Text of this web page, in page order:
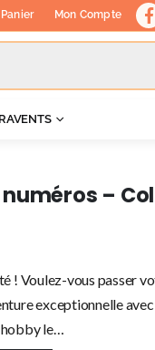
Panier Mon Compte
–
! Voulez-vous passer
exceptionnelle
hobby le…